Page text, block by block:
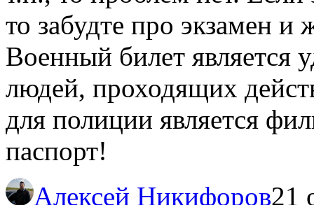
то забудте про экзамен и
Военный билет является
людей, проходящих
для полиции является
паспорт!
Алексей Никифоров21